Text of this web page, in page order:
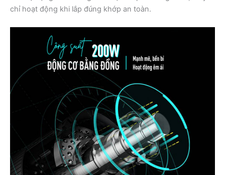
chỉ hoạt động khi lắp đúng khớp an toàn.